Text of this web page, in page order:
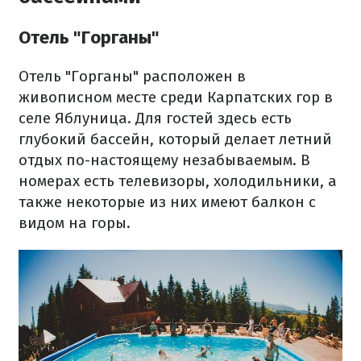
Отель "Горганы"
Отель "Горганы" расположен в
живописном месте среди Карпатских гор в
селе Яблуница. Для гостей здесь есть
глубокий бассейн, который делает летний
отдых по-настоящему незабываемым. В
номерах есть телевизоры, холодильники, а
также некоторые из них имеют балкон с
видом на горы.